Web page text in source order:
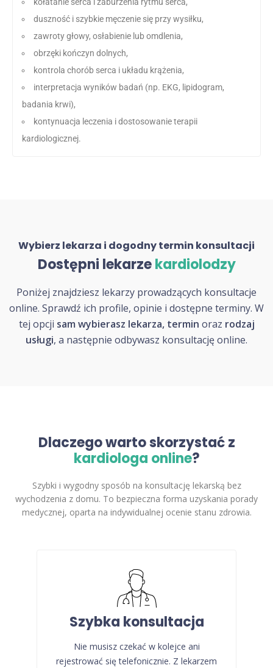
duszność i szybkie męczenie się przy wysiłku,
zawroty głowy, osłabienie lub omdlenia,
obrzęki kończyn dolnych,
kontrola chorób serca i układu krążenia,
interpretacja wyników badań (np. EKG, lipidogram,
badania krwi),
kontynuacja leczenia i dostosowanie terapii
kardiologicznej.
Wybierz lekarza i dogodny termin konsultacji
Dostępni lekarzekardiolodzy
Poniżej znajdziesz lekarzy prowadzących konsultacje
online. Sprawdź ich profile, opinie i dostępne terminy. W
tej opcji sam wybierasz lekarza, termin oraz rodzaj
usługi, a następnie odbywasz konsultację online.
Dlaczego warto skorzystać z
kardiologa online?
Szybki i wygodny sposób na konsultację lekarską bez
wychodzenia z domu. To bezpieczna forma uzyskania porady
medycznej, oparta na indywidualnej ocenie stanu zdrowia.
Szybka konsultacja
Nie musisz czekać w kolejce ani
rejestrować się telefonicznie. Z lekarzem